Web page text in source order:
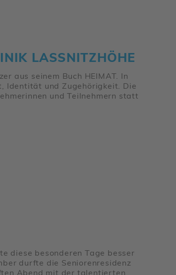
LASSNITZ­HÖHE
aus seinem Buch HEIMAT. In
Iden­tität und Zuge­hö­rig­keit. Die
und Teil­neh­mern statt
diese beson­deren Tage besser
durfte die Senio­ren­re­si­denz
Abend mit der talen­tierten